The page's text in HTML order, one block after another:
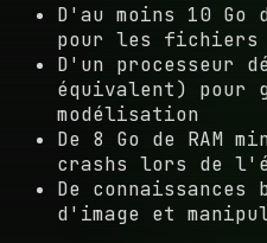
D'au moins 10
pour les fichiers
D'un processeur
équivalent) pour
modélisation
De 8 Go de RAM
crashs lors de
De connaissances
d'image et